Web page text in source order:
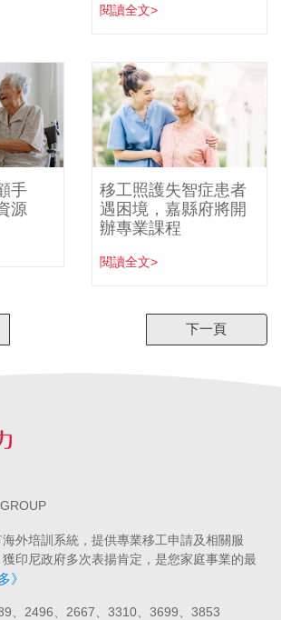
閱讀全文>
手
源
移工照護失智症患者
遇困境，嘉縣府將開
辦專業課程
閱讀全文>
下一頁
外培訓系統，提供專業移工申請及相關服
印尼政府多次表揚肯定，是您家庭事業的最
》
、2496、2667、3310、3699、3853